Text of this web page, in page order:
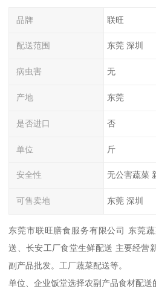
品牌 联旺
配送范围 东莞 深圳
病虫害 无
产地 东莞
是否进口 否
单位 斤
安全性 无公害蔬菜
可售卖地 东莞 深圳
东莞市联旺膳食服务有限公司 东莞
送、长安工厂食堂生鲜配送 主要经营
副产品批发。工厂蔬菜配送等。
单位、企业饭堂选择农副产品食材配送